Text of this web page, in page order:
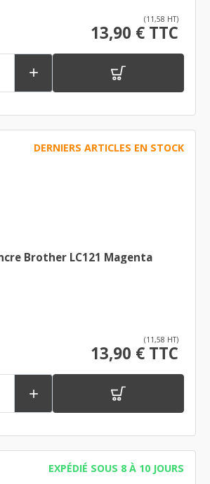
(11,58 HT)
13,90 € TTC

DERNIERS ARTICLES EN STOCK
Brother LC121 Magenta
(11,58 HT)
13,90 € TTC

EXPÉDIÉ SOUS 8 À 10 JOURS